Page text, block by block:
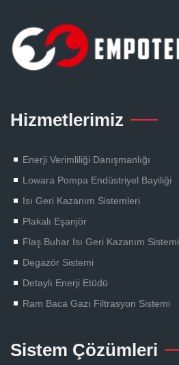
Hizmetlerimiz
Enerji Verimliliği Danışmanlığı
Lowara Pompa Endüstriyel Bayiliği
Isı Geri Kazanım Sistemleri
Plakalı Eşanjör
Flaş Buhar Isı Geri Kazanım Sistemi
Degazör Sistemi
Detaylı Enerji Etüdü
Ram Baca Gazı Filtrasyon Sistemi
Sistem Çözümleri